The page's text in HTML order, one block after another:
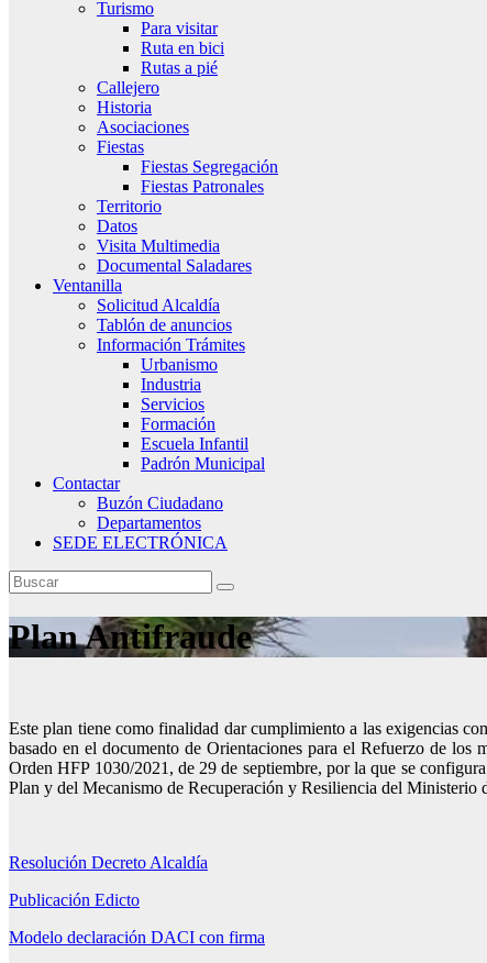
Turismo
Para visitar
Ruta en bici
Rutas a pié
Callejero
Historia
Asociaciones
Fiestas
Fiestas Segregación
Fiestas Patronales
Territorio
Datos
Visita Multimedia
Documental Saladares
Ventanilla
Solicitud Alcaldía
Tablón de anuncios
Información Trámites
Urbanismo
Industria
Servicios
Formación
Escuela Infantil
Padrón Municipal
Contactar
Buzón Ciudadano
Departamentos
SEDE ELECTRÓNICA
Plan Antifraude
Este plan tiene como finalidad dar cumplimiento a las exigencias
basado en el documento de Orientaciones para el Refuerzo de
Orden HFP 1030/2021, de 29 de septiembre, por la que se
Plan y del Mecanismo de Recuperación y Resiliencia del Ministerio
Resolución Decreto Alcaldía
Publicación Edicto
Modelo declaración DACI con firma